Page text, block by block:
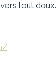
tout doux.